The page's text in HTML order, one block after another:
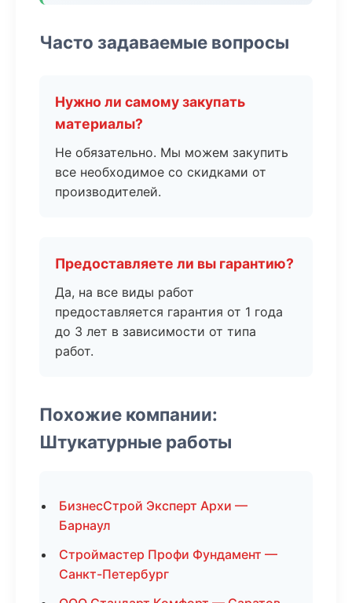
Часто задаваемые вопросы
Нужно ли самому закупать
материалы?
Не обязательно. Мы можем закупить
все необходимое со скидками от
производителей.
Предоставляете ли вы гарантию?
Да, на все виды работ
предоставляется гарантия от 1 года
до 3 лет в зависимости от типа
работ.
Похожие компании:
Штукатурные работы
БизнесСтрой Эксперт Архи —
Барнаул
Строймастер Профи Фундамент —
Санкт-Петербург